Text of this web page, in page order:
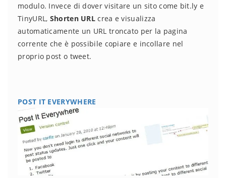
modulo. Invece di dover visitare un sito come bit.ly e
TinyURL, Shorten URL crea e visualizza
automaticamente un URL troncato per la pagina
corrente che è possibile copiare e incollare nel
proprio post o tweet.
POST IT EVERYWHERE